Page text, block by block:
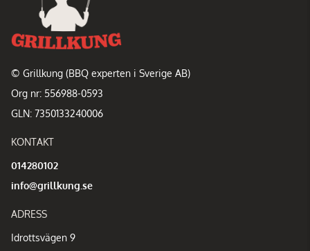
© Grillkung (BBQ experten i Sverige AB)
Org nr: 556988-0593
GLN: 7350133240006
KONTAKT
014280102
info@grillkung.se
ADRESS
Idrottsvägen 9